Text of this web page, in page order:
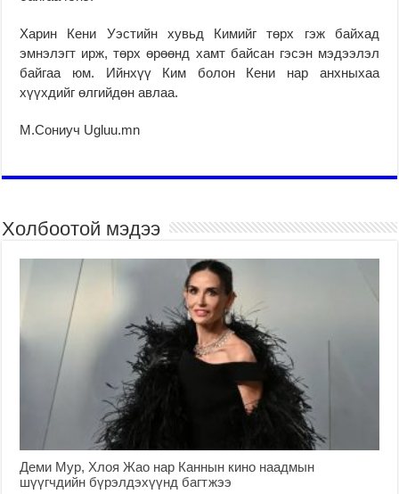
Харин Кени Уэстийн хувьд Кимийг төрх гэж байхад
эмнэлэгт ирж, төрх өрөөнд хамт байсан гэсэн мэдээлэл
байгаа юм. Ийнхүү Ким болон Кени нар анхныхаа
хүүхдийг өлгийдөн авлаа.
М.Сониуч Ugluu.mn
Холбоотой мэдээ
Деми Мур, Хлоя Жао нар Каннын кино наадмын
шүүгчдийн бүрэлдэхүүнд багтжээ